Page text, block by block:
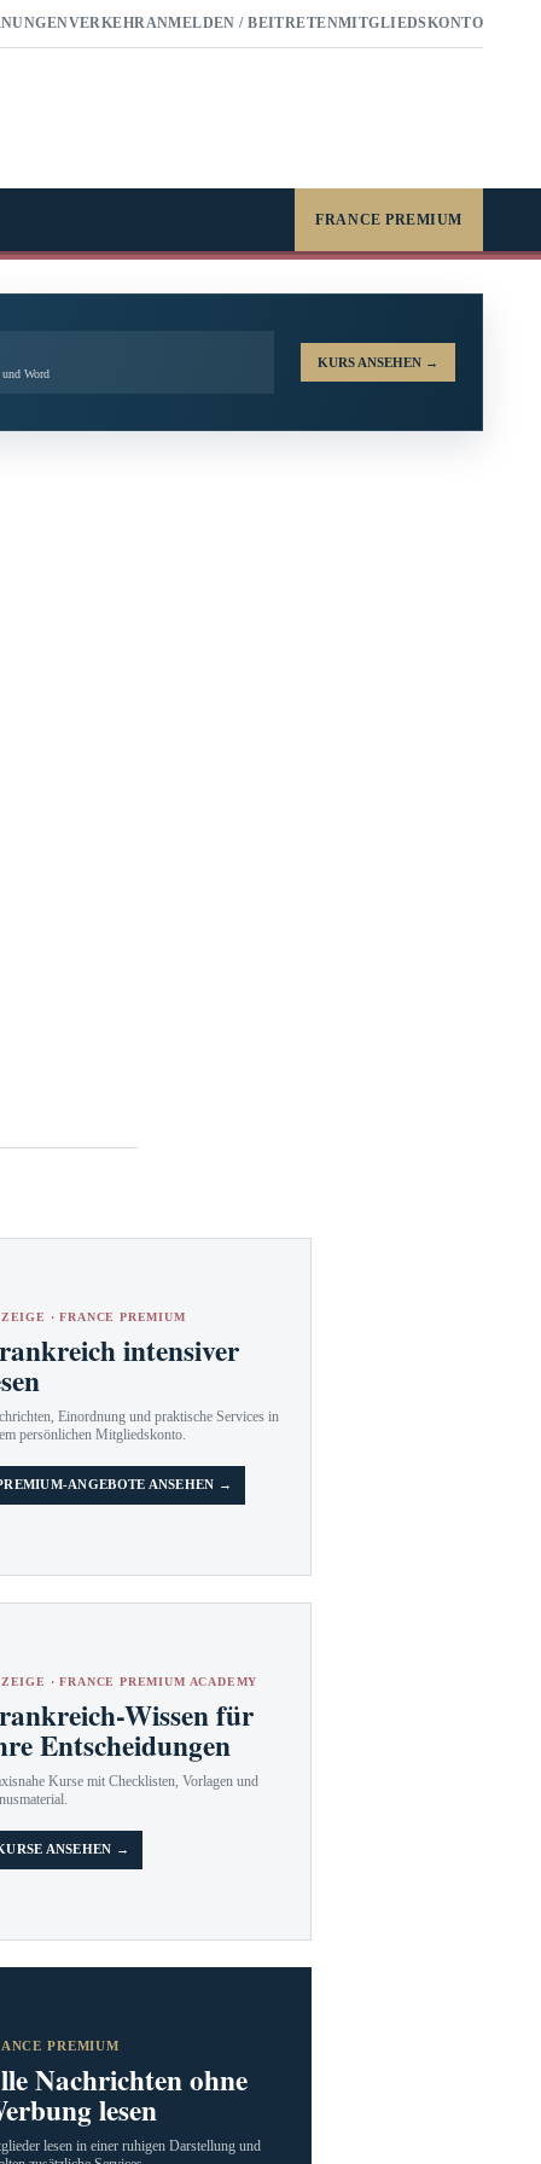
VERKEHRANMELDEN / BEITRETENMITGLIEDSKONTO
FRANCE PREMIUM
Word
KURS ANSEHEN →
· FRANCE PREMIUM
intensiver
Einordnung und praktische Services in
persönlichen Mitgliedskonto.
ANGEBOTE ANSEHEN →
· FRANCE PREMIUM ACADEMY
Wissen für
Entscheidungen
Kurse mit Checklisten, Vorlagen und
ANSEHEN →
PREMIUM
Nachrichten ohne
lesen
lesen in einer ruhigen Darstellung und